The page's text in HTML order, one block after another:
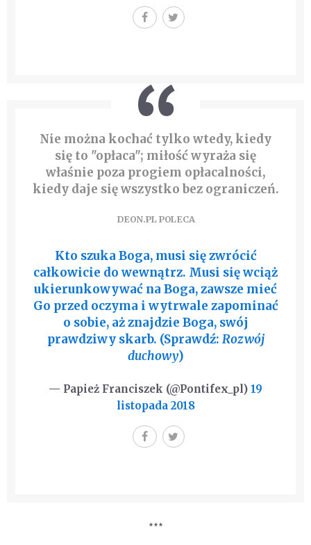
Nie można kochać tylko wtedy, kiedy
się to "opłaca"; miłość wyraża się
właśnie poza progiem opłacalności,
kiedy daje się wszystko bez ograniczeń.
DEON.PL POLECA
Kto szuka Boga, musi się zwrócić
całkowicie do wewnątrz. Musi się wciąż
ukierunkowywać na Boga, zawsze mieć
Go przed oczyma i wytrwale zapominać
o sobie, aż znajdzie Boga, swój
prawdziwy skarb. (Sprawdź: Rozwój
duchowy)
— Papież Franciszek (@Pontifex_pl) 19
listopada 2018
***